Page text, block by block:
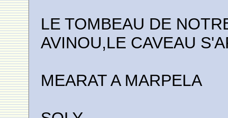
LE TOMBEAU DE
AVINOU,LE CAVEAU
MEARAT A MARPELA